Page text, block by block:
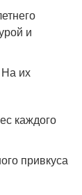
и
их
каждого
привкуса